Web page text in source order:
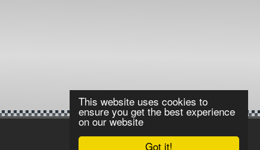
Got it!
This website uses cookies to
ensure you get the best experience
on our website